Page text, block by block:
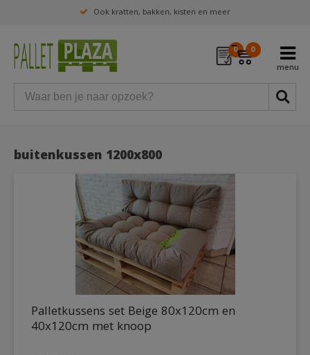
Ook kratten, bakken, kisten en meer
0 0
buitenkussen 1200x800
Palletkussens set Beige 80x120cm en
40x120cm met knoop